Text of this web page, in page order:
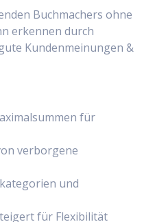
Buchmachers ohne
erkennen durch
Kundenmeinungen &
für
verborgene
und
für Flexibilität